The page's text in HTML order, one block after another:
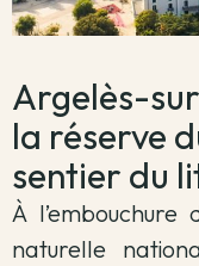
Argelès-
la réserve
sentier du
À
naturelle